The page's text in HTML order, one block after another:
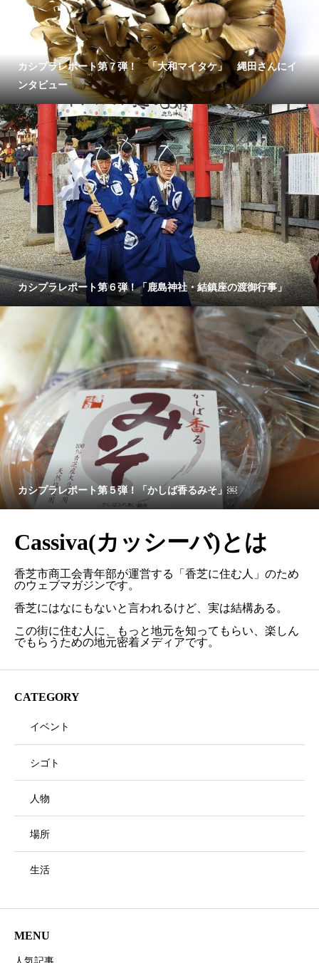
カシプラレポート第７弾！ 「大和マイタケ」 縄田さんにイ
ンタビュー
カシプラレポート第６弾！「鹿島神社・結鎮座の渡御行事」
カシプラレポート第５弾！「かしば香るみそ」￼
Cassiva(カッシーバ)とは
香芝市商工会青年部が運営する「香芝に住む人」のため
のウェブマガジンです。
香芝にはなにもないと言われるけど、実は結構ある。
この街に住む人に、もっと地元を知ってもらい、楽しん
でもらうための地元密着メディアです。
CATEGORY
イベント
シゴト
人物
場所
生活
MENU